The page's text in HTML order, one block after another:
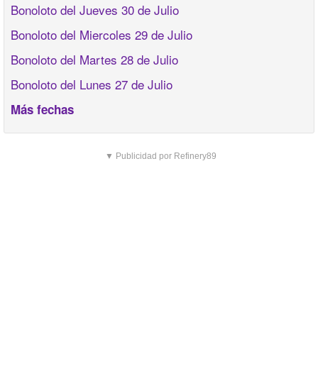
Bonoloto del Jueves 30 de Julio
Bonoloto del Miercoles 29 de Julio
Bonoloto del Martes 28 de Julio
Bonoloto del Lunes 27 de Julio
Más fechas
▼ Publicidad por Refinery89